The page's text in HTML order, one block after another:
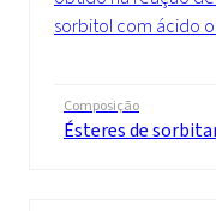
sorbitol com ácido
Composição
Ésteres de